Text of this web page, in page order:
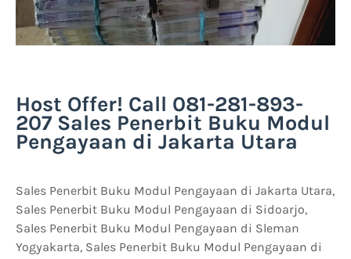
Host Offer! Call 081-281-893-
207 Sales Penerbit Buku Modul
Pengayaan di Jakarta Utara
Sales Penerbit Buku Modul Pengayaan di Jakarta Utara,
Sales Penerbit Buku Modul Pengayaan di Sidoarjo,
Sales Penerbit Buku Modul Pengayaan di Sleman
Yogyakarta, Sales Penerbit Buku Modul Pengayaan di